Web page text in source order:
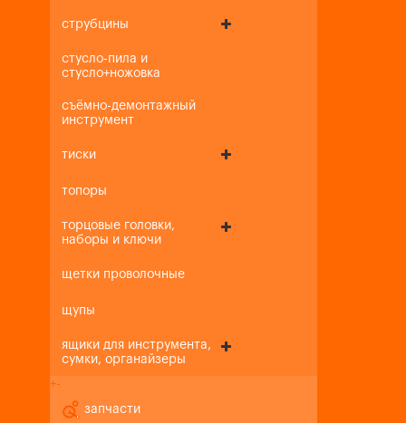
струбцины
стусло-пила и
стусло+ножовка
съёмно-демонтажный
инструмент
тиски
топоры
торцовые головки,
наборы и ключи
щетки проволочные
щупы
ящики для инструмента,
сумки, органайзеры
+-
запчасти